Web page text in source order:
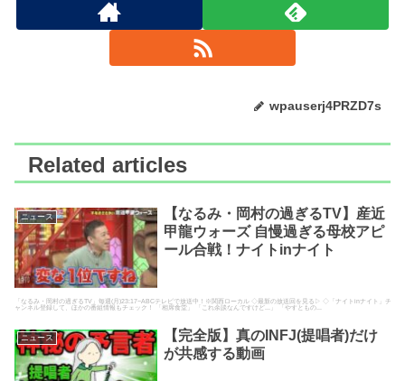
wpauserj4PRZD7s
Related articles
ニュース
【なるみ・岡村の過ぎるTV】産近
甲龍ウォーズ 自慢過ぎる母校アピ
ール合戦！ナイトinナイト
「なるみ・岡村の過ぎるTV」毎週(月)23:17~ABCテレビで放送中！※関西ローカル ◇最新の放送回を見る▷ ◇「ナイトinナイト」チ
ャンネル登録して、ほかの番組情報もチェック！ 「相席食堂」 「これ余談なんですけど...」 「やすともの...
ニュース
【完全版】真のINFJ(提唱者)だけ
が共感する動画